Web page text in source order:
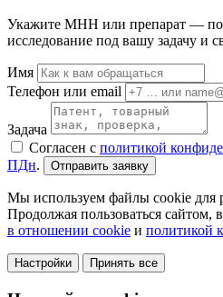
Укажите МНН или препарат —
исследование под вашу задачу и
Имя
Телефон или email
Задача
Согласен с политикой
ПДн. Отправить заявку
Мы используем файлы cookie для
Продолжая пользоваться сайтом,
в отношении cookie и политикой
Настройки Принять все